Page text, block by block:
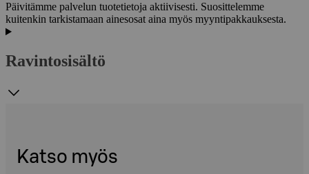
Päivitämme palvelun tuotetietoja aktiivisesti. Suosittelemme
kuitenkin tarkistamaan ainesosat aina myös myyntipakkauksesta.
Ravintosisältö
Katso myös